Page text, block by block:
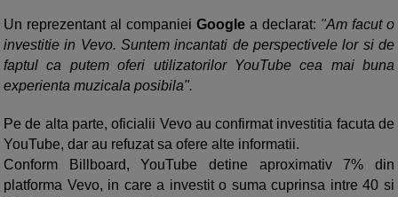
Un reprezentant al companiei Google a declarat: "Am facut o
investitie in Vevo. Suntem incantati de perspectivele lor si de
faptul ca putem oferi utilizatorilor YouTube cea mai buna
experienta muzicala posibila".
Pe de alta parte, oficialii Vevo au confirmat investitia facuta de
YouTube, dar au refuzat sa ofere alte informatii.
Conform Billboard, YouTube detine aproximativ 7% din
platforma Vevo, in care a investit o suma cuprinsa intre 40 si